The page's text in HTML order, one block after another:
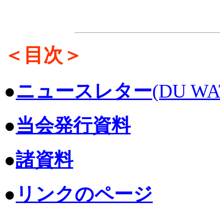
＜目次＞
●ニュースレター(DU
●当会発行資料
●諸資料
● リンクのページ